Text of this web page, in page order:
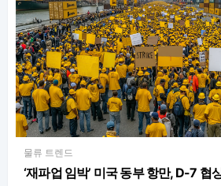
물류 트렌드
‘재파업 임박’ 미국 동부 항만, D-7 협